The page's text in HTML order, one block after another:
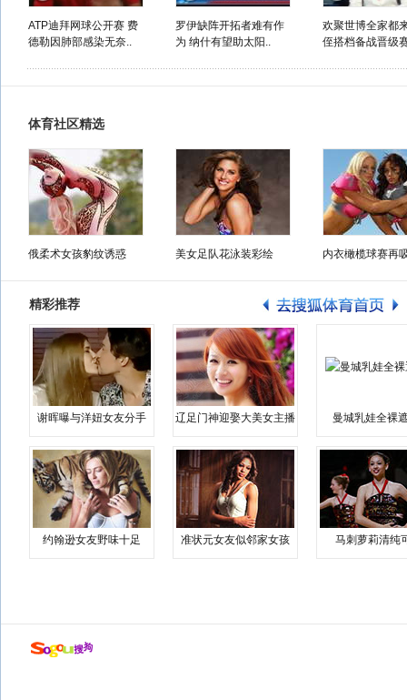
ATP迪拜网球公开赛 费
德勒因肺部感染无奈..
罗伊缺阵开拓者难有作
为 纳什有望助太阳..
欢聚世博全家都
侄搭档备战晋级
体育社区精选
俄柔术女孩豹纹诱惑 美女足队花泳装彩绘 内衣橄榄球赛再
精彩推荐
谢晖曝与洋妞女友分手 辽足门神迎娶大美女主播 曼城乳娃全裸
约翰逊女友野味十足 准状元女友似邻家女孩 马刺萝莉清纯